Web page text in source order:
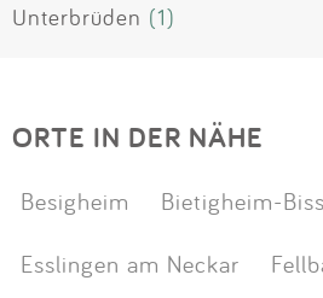
Unterbrüden (1)
ORTE IN DER NÄHE
Besigheim
Bietigheim-
Esslingen am Neckar